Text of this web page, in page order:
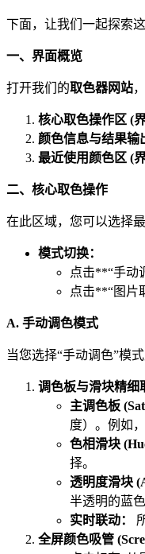
下面，让我们一起探索
一、界面概览
打开我们的取色器网站
核心取色操作区 (
颜色信息与结果输
最近使用颜色区 (
二、核心取色操作
在此区域，您可以选择
模式切换：
点击**“手动
点击**“图片
A. 手动调色模式
当您选择“手动调色”模
调色板与滑块精细
主调色板
度）。例如
色相滑块
择。
透明度滑块
半透明的蓝
实时联动：
全屏颜色吸管